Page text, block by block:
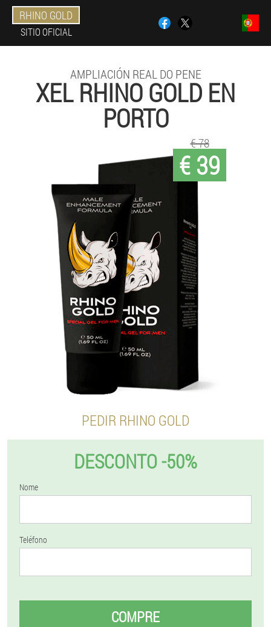
RHINO GOLD
SITIO OFICIAL
AMPLIACIÓN REAL DO PENE
XEL RHINO GOLD EN
PORTO
€ 39
€ 78
PEDIR RHINO GOLD
DESCONTO -50%
Nome
Teléfono
COMPRE